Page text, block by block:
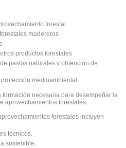
forestal
madereros
productos forestales
pastos naturales y obtención de
medioambiental
necesaria para desempeñar la
aprovechamientos forestales.
forestales incluyen
técnicos.
sostenible.